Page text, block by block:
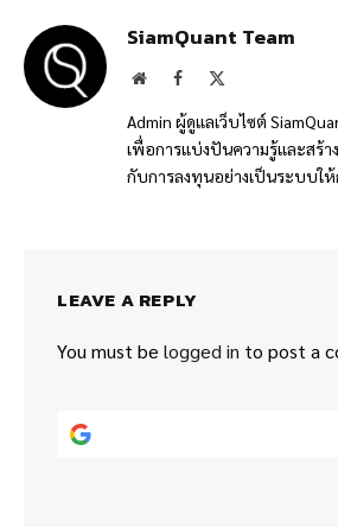
SiamQuant Team
WebsiteFacebook
Admin ผู้ดูแลเว็บไซต์
เพื่อการแบ่งปันความรู้และสร้า
กับการลงทุนอย่างเป็นระบบใ
LEAVE A REPLY
You must be logged in to post a